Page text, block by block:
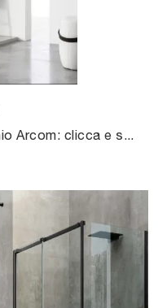
Box doccia in vetro del marchio Arcom: clicca e scopri l'arredo bagno moderno Box doccia S8 Walk in per il bagno di casa.